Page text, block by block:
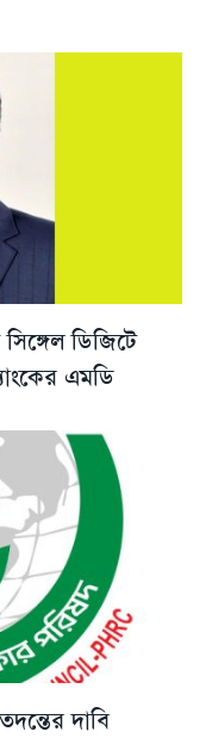
ডিজিটে
এমডি
দাবি